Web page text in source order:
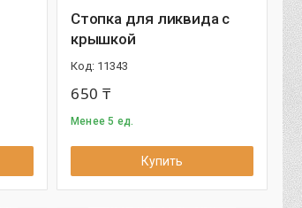
Стопка для ликвида с
крышкой
11343
650 ₸
Менее 5 ед.
Купить